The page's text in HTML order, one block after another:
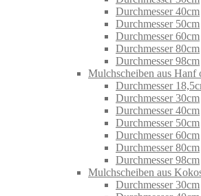
Durchmesser 40cm
Durchmesser 50cm
Durchmesser 60cm
Durchmesser 80cm
Durchmesser 98cm
Mulchscheiben aus Hanf
Durchmesser
Durchmesser 30cm
Durchmesser 40cm
Durchmesser 50cm
Durchmesser 60cm
Durchmesser 80cm
Durchmesser 98cm
Mulchscheiben aus
Durchmesser 30cm